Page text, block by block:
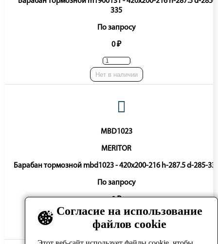
335
По запросу
0 ₽
Нет в наличии
MBD1023
MERITOR
Барабан тормозной mbd1023 - 420x200-216 h-287.5 d-285-
По запросу
0 ₽
Нет в наличии
Согласие на использование
файлов cookie